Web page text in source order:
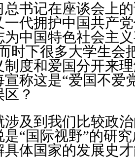
总书记在座谈会上
一代拥护中国共产
为中国特色社会主
时下很多大学生会
制度和爱国分开来
称这是“爱国不爱
？
涉及到我们比较政
“国际视野”的研
具体国家的发展史